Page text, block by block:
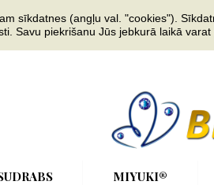
sīkdatnes (angļu val. "cookies").
Savu piekrišanu Jūs jebkurā laikā
MIYUKI®